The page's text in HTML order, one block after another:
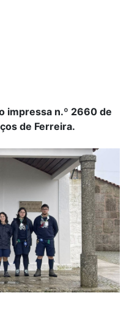
impressa n.º 2660 de
de Ferreira.